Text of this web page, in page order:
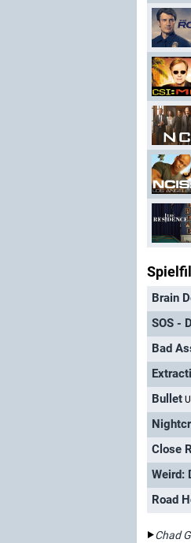
Brain
SOS -
Bad
Bullet
Close
Weird:
Road
Chad